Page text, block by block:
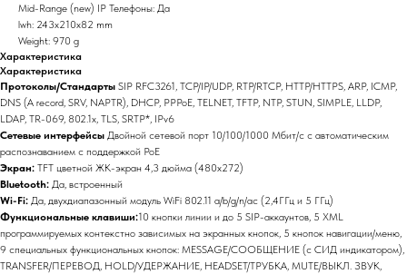
Mid-Range (new) IP Телефоны: Да
lwh: 243x210x82 mm
Weight: 970 g
Характеристика
Характеристика
Протоколы/Стандарты SIP RFC3261, TCP/IP/UDP, RTP/RTCP, HTTP/HTTPS, ARP, ICMP,
DNS (A record, SRV, NAPTR), DHCP, PPPoE, TELNET, TFTP, NTP, STUN, SIMPLE, LLDP,
LDAP, TR-069, 802.1x, TLS, SRTP*, IPv6
Сетевые интерфейсы Двойной сетевой порт 10/100/1000 Мбит/с с автоматическим
распознаванием с поддержкой PoE
Экран: TFT цветной ЖК-экран 4,3 дюйма (480x272)
Bluetooth: Да, встроенный
Wi-Fi: Да, двухдиапазонный модуль WiFi 802.11 a/b/g/n/ac (2,4ГГц и 5 ГГц)
Функциональные клавиши:10 кнопки линии и до 5 SIP-аккаунтов, 5 XML
программируемых контекстно зависимых на экранных кнопок, 5 кнопок навигации/меню,
9 специальных функциональных кнопок: MESSAGE/СООБЩЕНИЕ (с СИД индикатором),
TRANSFER/ПЕРЕВОД, HOLD/УДЕРЖАНИЕ, HEADSET/ТРУБКА, MUTE/ВЫКЛ. ЗВУК,